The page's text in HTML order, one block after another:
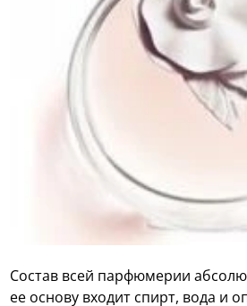
Состав всей парфюмерии
ее основу входит спирт, вода и